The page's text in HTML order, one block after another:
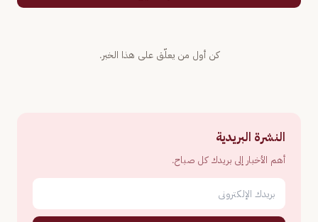
كن أول من يعلّق على هذا الخبر.
النشرة البريدية
أهم الأخبار إلى بريدك كل صباح.